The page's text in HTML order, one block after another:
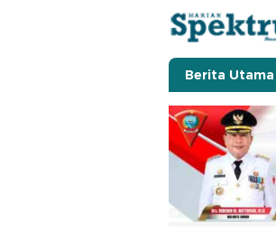
Berita Utama